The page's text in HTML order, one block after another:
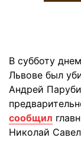
В субботу
Львове был
Андрей
сообщил
Николай